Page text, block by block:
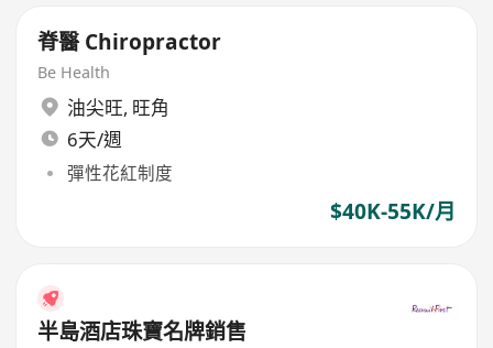
脊醫 Chiropractor
Be Health
油尖旺, 旺角
6天/週
彈性花紅制度
$40K-55K/月
半島酒店珠寶名牌銷售